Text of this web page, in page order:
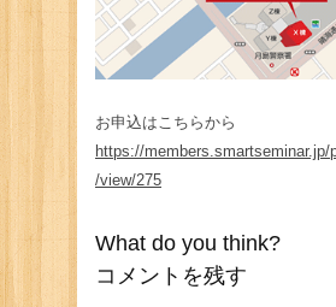
お申込はこちらから
https://members.smartseminar.jp/
/view/275
What do you think?
コメントを残す